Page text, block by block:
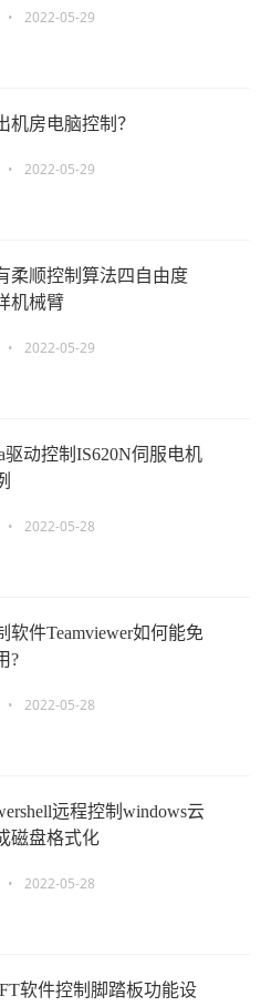
• 2022-05-29
机房电脑控制？
• 2022-05-29
柔顺控制算法四自由度
机械臂
• 2022-05-29
驱动控制IS620N伺服电机
• 2022-05-28
软件Teamviewer如何能免
?
• 2022-05-28
远程控制windows云
磁盘格式化
• 2022-05-28
软件控制脚踏板功能设